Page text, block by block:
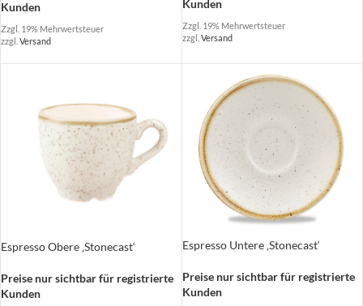
Kunden
Zzgl. 19% Mehrwertsteuer
zzgl. Versand
Kunden
Zzgl. 19% Mehrwertsteuer
zzgl. Versand
Espresso Obere ‚Stonecast‘
Preise nur sichtbar für registrierte
Kunden
Espresso Untere ‚Stonecast‘
Preise nur sichtbar für registrierte
Kunden